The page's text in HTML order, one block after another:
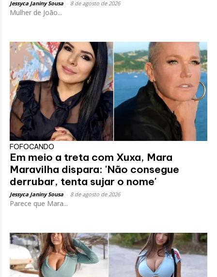
Jessyca Janiny Sousa 8 de agosto de 2026
Mulher de João...
FOFOCANDO
Em meio a treta com Xuxa, Mara
Maravilha dispara: 'Não consegue
derrubar, tenta sujar o nome'
Jessyca Janiny Sousa 8 de agosto de 2026
Parece que Mara...